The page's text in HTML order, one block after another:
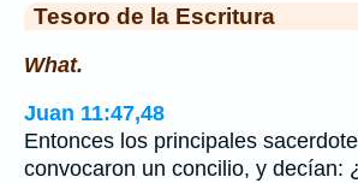
Tesoro de la Escritura
What.
Juan 11:47,48
Entonces los principales
convocaron un concilio, y decían: